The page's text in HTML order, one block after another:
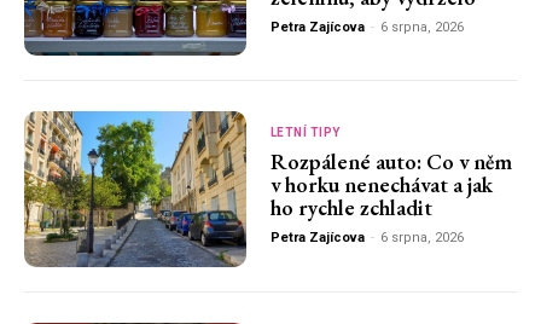
Petra Zajícova - 6 srpna, 2026
LETNÍ TIPY
Rozpálené auto: Co v něm
v horku nenechávat a jak
ho rychle zchladit
Petra Zajícova - 6 srpna, 2026